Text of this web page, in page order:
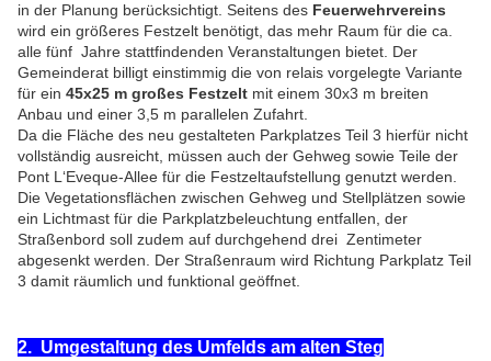
in der Planung berücksichtigt. Seitens des Feuerwehrvereins
wird ein größeres Festzelt benötigt, das mehr Raum für die ca.
alle fünf Jahre stattfindenden Veranstaltungen bietet. Der
Gemeinderat billigt einstimmig die von relais vorgelegte Variante
für ein 45x25 m großes Festzelt mit einem 30x3 m breiten
Anbau und einer 3,5 m parallelen Zufahrt.
Da die Fläche des neu gestalteten Parkplatzes Teil 3 hierfür nicht
vollständig ausreicht, müssen auch der Gehweg sowie Teile der
Pont L‘Eveque-Allee für die Festzeltaufstellung genutzt werden.
Die Vegetationsflächen zwischen Gehweg und Stellplätzen sowie
ein Lichtmast für die Parkplatzbeleuchtung entfallen, der
Straßenbord soll zudem auf durchgehend drei Zentimeter
abgesenkt werden. Der Straßenraum wird Richtung Parkplatz Teil
3 damit räumlich und funktional geöffnet.
2. Umgestaltung des Umfelds am alten Steg